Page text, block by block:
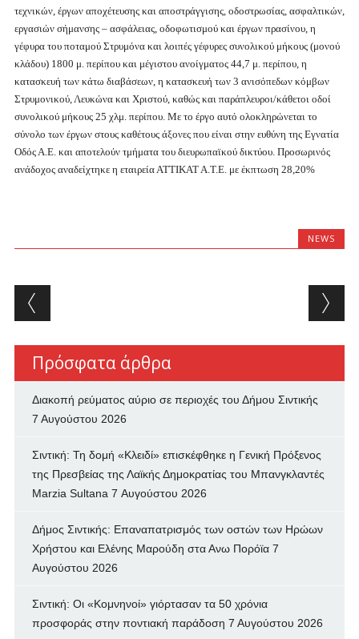
τεχνικών, έργων αποχέτευσης και αποστράγγισης, οδοστρωσίας, ασφαλτικών,
εργασιών σήμανσης – ασφάλειας, οδοφωτισμού και έργων πρασίνου, η
γέφυρα του ποταμού Στρυμόνα και λοιπές γέφυρες συνολικού μήκους (μονού
κλάδου) 1800 μ. περίπου και μέγιστου ανοίγματος 44,7 μ. περίπου, η
κατασκευή των κάτω διαβάσεων, η κατασκευή των 3 ανισόπεδων κόμβων
Στρυμονικού, Λευκώνα και Χριστού, καθώς και παράπλευροι/κάθετοι οδοί
συνολικού μήκους 25 χλμ. περίπου. Με το έργο αυτό ολοκληρώνεται το
σύνολο των έργων στους καθέτους άξονες που είναι στην ευθύνη της Εγνατία
Οδός Α.Ε. και αποτελούν τμήματα του διευρωπαϊκού δικτύου. Προσωρινός
ανάδοχος αναδείχτηκε η εταιρεία ΑΤΤΙΚΑΤ Α.Τ.Ε. με έκπτωση 28,20%
NEWS
Post navigation
Πρόσφατα άρθρα
Διακοπή ρεύματος αύριο σε περιοχές του Δήμου Σιντικής
7 Αυγούστου 2026
Σιντική: Τη δομή «Κλειδί» επισκέφθηκε η Γενική Πρόξενος
της Πρεσβείας της Λαϊκής Δημοκρατίας του Μπανγκλαντές
Marzia Sultana 7 Αυγούστου 2026
Δήμος Σιντικής: Επαναπατρισμός των oστών των Ηρώων
Χρήστου και Ελένης Μαρούδη στα Ανω Πορόϊα 7
Αυγούστου 2026
Σιντική: Οι «Κομνηνοί» γιόρτασαν τα 50 χρόνια
προσφοράς στην ποντιακή παράδοση 7 Αυγούστου 2026